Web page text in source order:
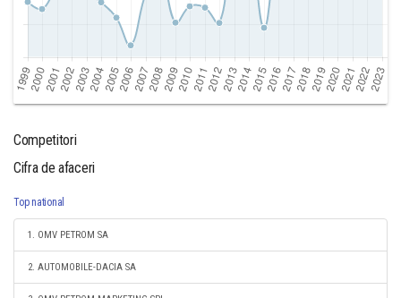
Competitori
Cifra de afaceri
Top national
1. OMV PETROM SA
2. AUTOMOBILE-DACIA SA